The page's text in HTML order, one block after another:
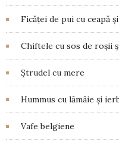
Ficăței de pui cu ceapă
Chiftele cu sos de roșii
Ștrudel cu mere
Hummus cu lămâie și
Vafe belgiene